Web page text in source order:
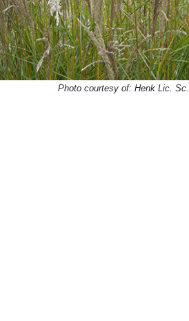
Photo courtesy of: Henk Lic. Sc.